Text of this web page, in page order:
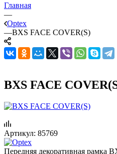
Главная
—
Optex
—BXS FACE COVER(S)
BXS FACE
Артикул: 85769
Передняя декоративная рамка